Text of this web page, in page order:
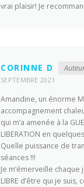
vrai plaisir! Je
CORINNE D
SEPTEMBRE 2021
Amandine, un énorme
accompagnement
qui m’a amenée à la
LIBERATION en
Quelle puissance de
séances !!!
Je m’émerveille
LIBRE d’être qui je suis,